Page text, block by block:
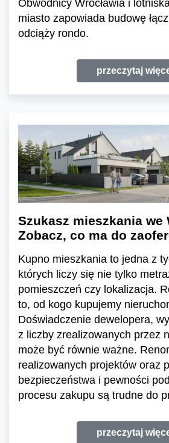
Obwodnicy Wrocławia i
miasto zapowiada budowę
odciąży rondo.
przeczytaj
Szukasz mieszkania we
Zobacz, co ma do
Kupno mieszkania to jedna z
których liczy się nie tylko
pomieszczeń czy lokalizacja.
to, od kogo kupujemy
Doświadczenie dewelopera,
z liczby zrealizowanych przez
może być równie ważne.
realizowanych projektów oraz
bezpieczeństwa i pewności
procesu zakupu są trudne do
przeczytaj